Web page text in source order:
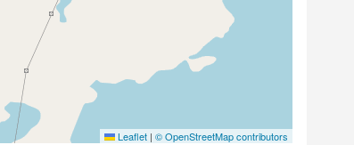
Leaflet | © OpenStreetMap contributors